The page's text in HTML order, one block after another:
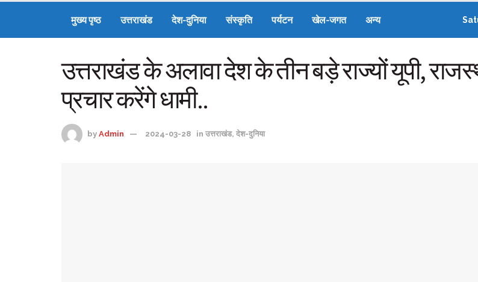
मुख्य पृष्ठ उत्तराखंड देश-दुनिया संस्कृति पर्यटन खेल-जगत अन्य
उत्तराखंड के अलावा देश के तीन बड़े राज्यों यूपी,
प्रचार करेंगे धामी..
by Admin 2024-03-28 in उत्तराखंड, देश-दुनिया